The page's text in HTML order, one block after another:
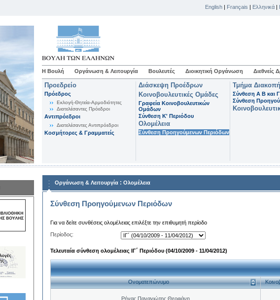
English | Français | Ελληνικά |
Η Βουλή Οργάνωση & Λειτουργία Βουλευτές Διοικητική Οργάνωση Διεθνείς
Προεδρείο
Πρόεδρος
Εκλογή-Θητεία-Αρμοδιότητες
Διατελέσαντες Πρόεδροι
Αντιπρόεδροι
Διατελέσαντες Αντιπρόεδροι
Κοσμήτορες & Γραμματείς
Διάσκεψη Προέδρων
Κοινοβουλευτικές Ομάδες
Γραφεία Κοινοβουλευτικών
Ομάδων
Σύνθεση K' Περιόδου
Ολομέλεια
Σύνθεση Προηγούμενων Περιόδων
Τμήμα
Σύνθεση Α Β και
Σύνθεση
Οργάνωση & Λειτουργία : Ολομέλεια
Σύνθεση Προηγούμενων Περιόδων
Για να δείτε συνθέσεις ολομέλειας επιλέξτε την επιθυμητή περίοδο
Περίοδος:
Τελευταία σύνθεση ολομέλειας ΙΓ΄ Περιόδου (04/10/2009 - 11/04/2012)
Ονοματεπώνυμο
Ρήγας Παναγιώτης Θεοφάνη